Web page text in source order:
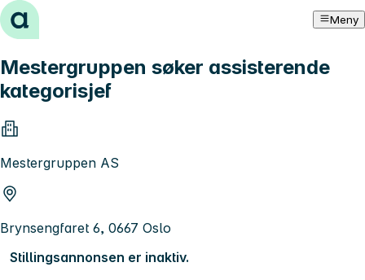
Hopp til innhold Meny
Mestergruppen søker assisterende
kategorisjef
Mestergruppen AS
Brynsengfaret 6, 0667 Oslo
Stillingsannonsen er inaktiv.